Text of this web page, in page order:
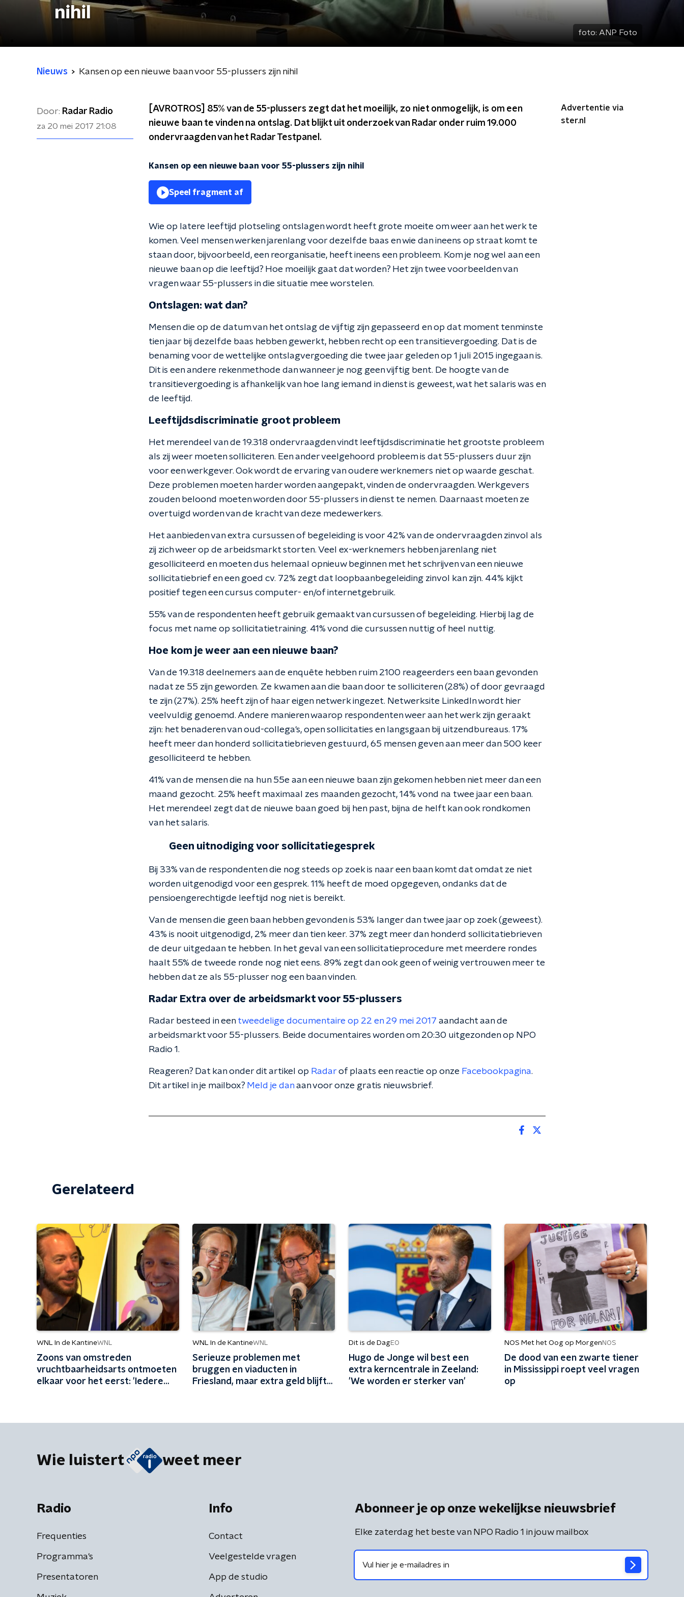
nihil
foto: ANP Foto
Nieuws Kansen op een nieuwe baan voor 55-plussers zijn nihil
Door: Radar Radio
za 20 mei 2017 21:08
[AVROTROS] 85% van de 55-plussers zegt dat het moeilijk, zo niet onmogelijk, is om een
nieuwe baan te vinden na ontslag. Dat blijkt uit onderzoek van Radar onder ruim 19.000
ondervraagden van het Radar Testpanel.
Kansen op een nieuwe baan voor 55-plussers zijn nihil
Speel fragment af
Wie op latere leeftijd plotseling ontslagen wordt heeft grote moeite om weer aan het werk te
komen. Veel mensen werken jarenlang voor dezelfde baas en wie dan ineens op straat komt te
staan door, bijvoorbeeld, een reorganisatie, heeft ineens een probleem. Kom je nog wel aan een
nieuwe baan op die leeftijd? Hoe moeilijk gaat dat worden? Het zijn twee voorbeelden van
vragen waar 55-plussers in die situatie mee worstelen.
Ontslagen: wat dan?
Mensen die op de datum van het ontslag de vijftig zijn gepasseerd en op dat moment tenminste
tien jaar bij dezelfde baas hebben gewerkt, hebben recht op een transitievergoeding. Dat is de
benaming voor de wettelijke ontslagvergoeding die twee jaar geleden op 1 juli 2015 ingegaan is.
Dit is een andere rekenmethode dan wanneer je nog geen vijftig bent. De hoogte van de
transitievergoeding is afhankelijk van hoe lang iemand in dienst is geweest, wat het salaris was en
de leeftijd.
Leeftijdsdiscriminatie groot probleem
Het merendeel van de 19.318 ondervraagden vindt leeftijdsdiscriminatie het grootste probleem
als zij weer moeten solliciteren. Een ander veelgehoord probleem is dat 55-plussers duur zijn
voor een werkgever. Ook wordt de ervaring van oudere werknemers niet op waarde geschat.
Deze problemen moeten harder worden aangepakt, vinden de ondervraagden. Werkgevers
zouden beloond moeten worden door 55-plussers in dienst te nemen. Daarnaast moeten ze
overtuigd worden van de kracht van deze medewerkers.
Het aanbieden van extra cursussen of begeleiding is voor 42% van de ondervraagden zinvol als
zij zich weer op de arbeidsmarkt storten. Veel ex-werknemers hebben jarenlang niet
gesolliciteerd en moeten dus helemaal opnieuw beginnen met het schrijven van een nieuwe
sollicitatiebrief en een goed cv. 72% zegt dat loopbaanbegeleiding zinvol kan zijn. 44% kijkt
positief tegen een cursus computer- en/of internetgebruik.
55% van de respondenten heeft gebruik gemaakt van cursussen of begeleiding. Hierbij lag de
focus met name op sollicitatietraining. 41% vond die cursussen nuttig of heel nuttig.
Hoe kom je weer aan een nieuwe baan?
Van de 19.318 deelnemers aan de enquête hebben ruim 2100 reageerders een baan gevonden
nadat ze 55 zijn geworden. Ze kwamen aan die baan door te solliciteren (28%) of door gevraagd
te zijn (27%). 25% heeft zijn of haar eigen netwerk ingezet. Netwerksite LinkedIn wordt hier
veelvuldig genoemd. Andere manieren waarop respondenten weer aan het werk zijn geraakt
zijn: het benaderen van oud-collega's, open sollicitaties en langsgaan bij uitzendbureaus. 17%
heeft meer dan honderd sollicitatiebrieven gestuurd, 65 mensen geven aan meer dan 500 keer
gesolliciteerd te hebben.
41% van de mensen die na hun 55e aan een nieuwe baan zijn gekomen hebben niet meer dan een
maand gezocht. 25% heeft maximaal zes maanden gezocht, 14% vond na twee jaar een baan.
Het merendeel zegt dat de nieuwe baan goed bij hen past, bijna de helft kan ook rondkomen
van het salaris.
Geen uitnodiging voor sollicitatiegesprek
Bij 33% van de respondenten die nog steeds op zoek is naar een baan komt dat omdat ze niet
worden uitgenodigd voor een gesprek. 11% heeft de moed opgegeven, ondanks dat de
pensioengerechtigde leeftijd nog niet is bereikt.
Van de mensen die geen baan hebben gevonden is 53% langer dan twee jaar op zoek (geweest).
43% is nooit uitgenodigd, 2% meer dan tien keer. 37% zegt meer dan honderd sollicitatiebrieven
de deur uitgedaan te hebben. In het geval van een sollicitatieprocedure met meerdere rondes
haalt 55% de tweede ronde nog niet eens. 89% zegt dan ook geen of weinig vertrouwen meer te
hebben dat ze als 55-plusser nog een baan vinden.
Radar Extra over de arbeidsmarkt voor 55-plussers
Radar besteed in een tweedelige documentaire op 22 en 29 mei 2017 aandacht aan de
arbeidsmarkt voor 55-plussers. Beide documentaires worden om 20:30 uitgezonden op NPO
Radio 1.
Reageren? Dat kan onder dit artikel op Radar of plaats een reactie op onze Facebookpagina.
Dit artikel in je mailbox? Meld je dan aan voor onze gratis nieuwsbrief.
Advertentie via
ster.nl
Gerelateerd
WNL In de KantineWNL
Zoons van omstreden
vruchtbaarheidsarts ontmoeten
elkaar voor het eerst: 'Iedere
WNL In de KantineWNL
Serieuze problemen met
bruggen en viaducten in
Friesland, maar extra geld blijft
Dit is de DagEO
Hugo de Jonge wil best een
extra kerncentrale in Zeeland:
'We worden er sterker van'
NOS Met het Oog op Morgen NOS
De dood van een zwarte tiener
in Mississippi roept veel vragen
op
Wie luistert weet meer
Radio
Frequenties
Programma's
Presentatoren
Info
Contact
Veelgestelde vragen
App de studio
Abonneer je op onze wekelijkse nieuwsbrief
Elke zaterdag het beste van NPO Radio 1 in jouw mailbox